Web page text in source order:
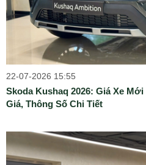
22-07-2026 15:55
Skoda Kushaq 2026: Giá Xe
Giá, Thông Số Chi Tiết